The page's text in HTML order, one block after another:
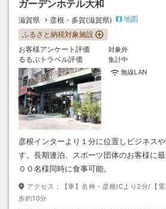
ガーデンホテル大和
滋賀県 彦根・多賀(滋賀県)
地図
ふるさと納税対象施設
お客様アンケート評価
対象外
るるぶトラベル評価
集計中
無線LAN
彦根インターより１分に位置しビジネス
す。長期連泊、スポーツ団体のお客様に
００名様同時に食事可能。
アクセス：
【車】名神・彦根ICより2分/【
歩約10分